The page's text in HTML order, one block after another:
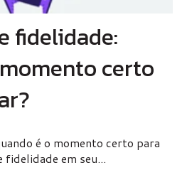
fidelidade:
certo
é o momento certo para
em seu...